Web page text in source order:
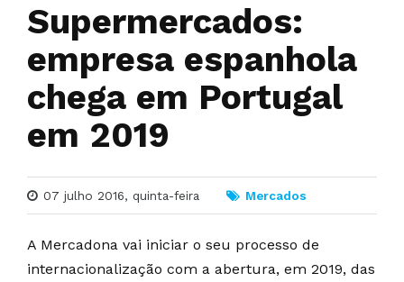
Supermercados:
empresa espanhola
chega em Portugal
em 2019
07 julho 2016, quinta-feira Mercados
A Mercadona vai iniciar o seu processo de
internacionalização com a abertura, em 2019, das